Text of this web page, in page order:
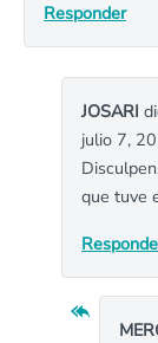
Responder
JOSARI
julio 7,
que tuve